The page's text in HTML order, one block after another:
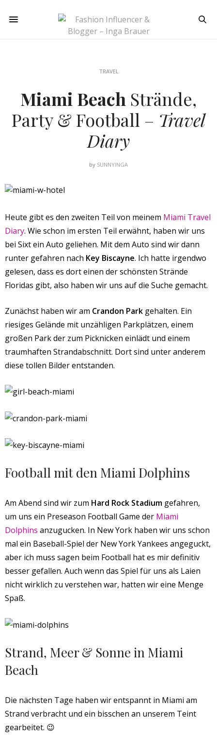
TRAVEL
Miami Beach Strände,
Party & Football – Travel
Diary
by SUNNYINGA
Heute gibt es den zweiten Teil von meinem Miami Travel
Diary. Wie schon im ersten Teil erwähnt, haben wir uns
bei Sixt ein Auto geliehen. Mit dem Auto sind wir dann
runter gefahren nach Key Biscayne. Ich hatte irgendwo
gelesen, dass es dort einen der schönsten Strände
Floridas gibt, also haben wir uns auf die Suche gemacht.
Zunächst haben wir am Crandon Park gehalten. Ein
riesiges Gelände mit unzähligen Parkplätzen, einem
großen Park der zum Picknicken einlädt und einem
traumhaften Strandabschnitt. Dort sind unter anderem
diese tollen Bilder entstanden.
Football mit den Miami Dolphins
Am Abend sind wir zum Hard Rock Stadium gefahren,
um uns ein Preseason Football Game der Miami
Dolphins anzugucken. In New York haben wir uns schon
mal ein Baseball-Spiel der New York Yankees angeguckt,
aber ich muss sagen beim Football hat es mir definitiv
besser gefallen. Auch wenn das Spiel für uns als Laien
nicht wirklich zu verstehen war, hatten wir eine Menge
Spaß.
Strand, Meer & Sonne in Miami
Beach
Die nächsten Tage haben wir entspannt in Miami am
Strand verbracht und ein bisschen an unserem Teint
gearbeitet. 😉